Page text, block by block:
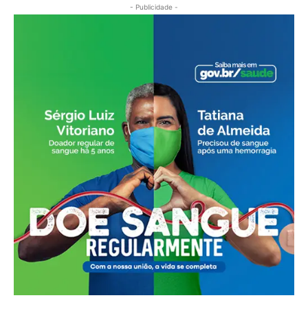
- Publicidade -